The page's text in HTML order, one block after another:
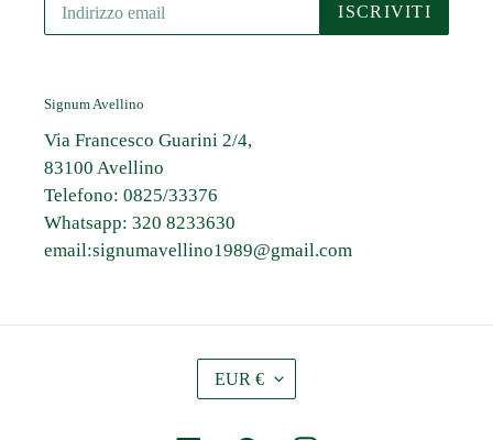
ISCRIVITI
Signum Avellino
Via Francesco Guarini 2/4,
83100 Avellino
Telefono: 0825/33376
Whatsapp: 320 8233630
email:signumavellino1989@gmail.com
EUR €